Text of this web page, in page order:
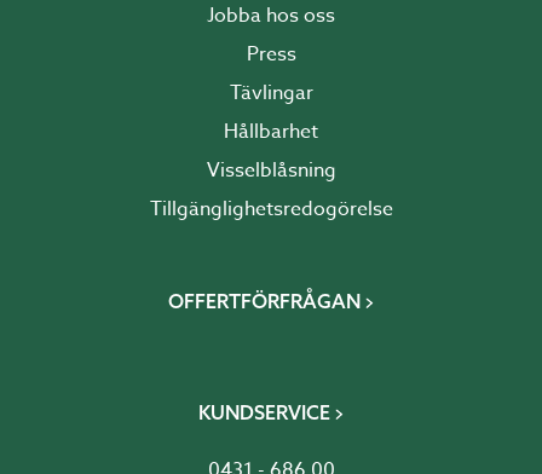
Jobba hos oss
Press
Tävlingar
Hållbarhet
Visselblåsning
Tillgänglighetsredogörelse
OFFERTFÖRFRÅGAN
KUNDSERVICE